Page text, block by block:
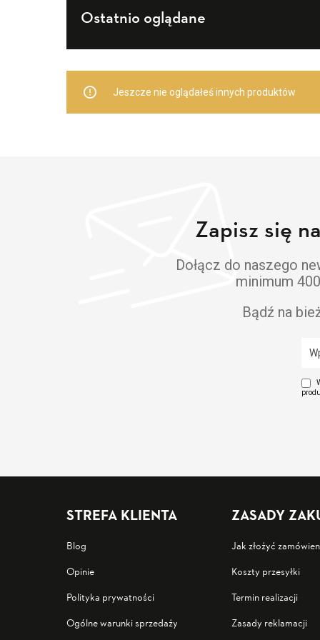
Ostatnio oglądane
Jeszcze nie oglądałeś innych produktów
Zapisz się
Dołącz do naszego
minimum
Bądź na
STREFA KLIENTA
Blog
Opinie
Polityka prywatności
Ogólne warunki sprzedaży
ZASADY
Jak złożyć
Koszty przesyłki
Termin realizacji
Zasady reklamacji